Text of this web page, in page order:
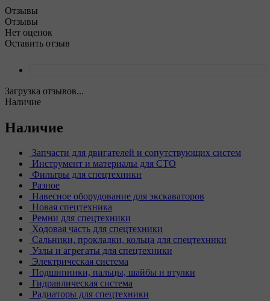
Отзывы
Отзывы
Нет оценок
Оставить отзыв
Загрузка отзывов...
Наличие
Наличие
Запчасти для двигателей и сопутствующих систем
Инструмент и материалы для СТО
Фильтры для спецтехники
Разное
Навесное оборудование для экскаваторов
Новая спецтехника
Ремни для спецтехники
Ходовая часть для спецтехники
Сальники, прокладки, кольца для спецтехники
Узлы и агрегаты для спецтехники
Электрическая система
Подшипники, пальцы, шайбы и втулки
Гидравлическая система
Радиаторы для спецтехники